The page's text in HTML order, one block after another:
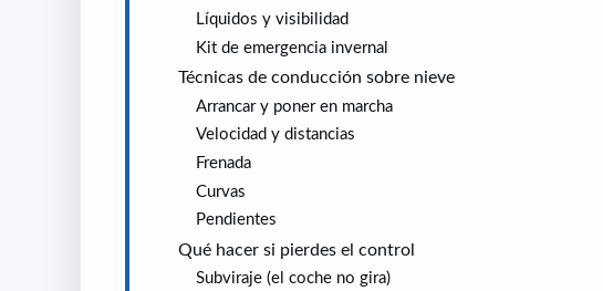
Líquidos y visibilidad
Kit de emergencia invernal
Técnicas de conducción sobre nieve
Arrancar y poner en marcha
Velocidad y distancias
Frenada
Curvas
Pendientes
Qué hacer si pierdes el control
Subviraje (el coche no gira)